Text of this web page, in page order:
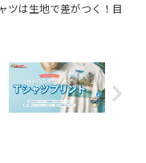
ツは生地で差がつく！目